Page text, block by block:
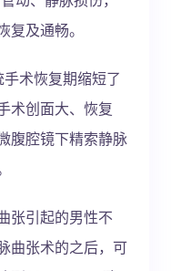
及通畅。
术恢复期缩短了
术创面大、恢复
腹腔镜下精索静脉
张引起的男性不
曲张术的之后，可